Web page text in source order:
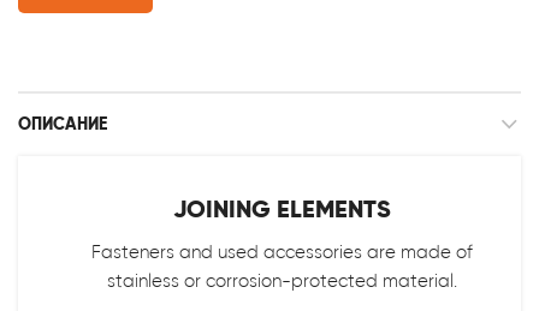
ОПИСАНИЕ
JOINING ELEMENTS
Fasteners and used accessories are made of
stainless or corrosion-protected material.